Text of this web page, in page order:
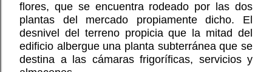
flores, que se encuentra rodeado por las dos
plantas del mercado propiamente dicho. El
desnivel del terreno propicia que la mitad del
edificio albergue una planta subterránea que se
destina a las cámaras frigoríficas, servicios y